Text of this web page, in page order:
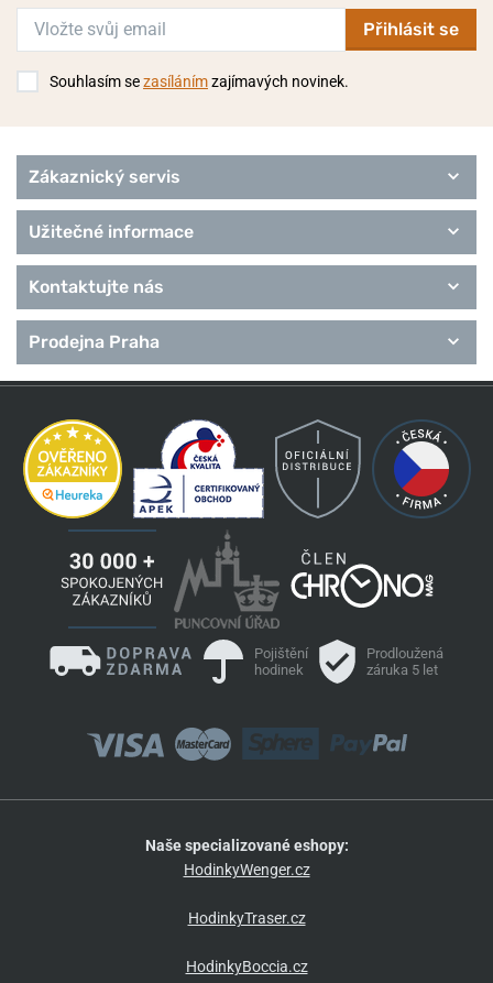
Přihlásit se
Souhlasím sezasílánímzajímavých novinek.
Zákaznický servis
Užitečné informace
Kontaktujte nás
Prodejna Praha
Pojištění
hodinek
Prodloužená
záruka 5 let
Naše specializované eshopy:
HodinkyWenger.cz
HodinkyTraser.cz
HodinkyBoccia.cz